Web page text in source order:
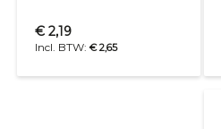
Price
€ 2,65
€ 2,19